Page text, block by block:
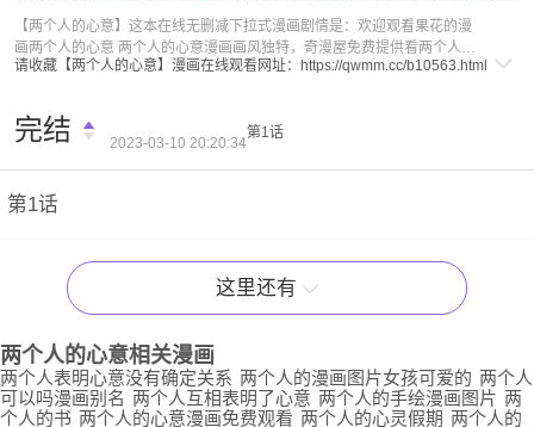
【两个人的心意】这本在线无删减下拉式漫画剧情是：欢迎观看果花的漫
画两个人的心意 两个人的心意漫画画风独特，奇漫屋免费提供看两个人的
心意全集漫画下拉式在线阅读，两个人的心意作者是果花创作的一本免费
完剧情后，总结漫画关键词如下：两个人的心意漫画,两个人的心意全集,两
个人的心意在线免费阅读,两个人的心意下拉式免费观看
请收藏【两个人的心意】漫画在线观看网址： https://qwmm.cc/b10563.html
完结 2023-03-10 20:20:34
第1话
第1话
这里还有
两个人的心意相关漫画
两个人表明心意没有确定关系 两个人的漫画图片女孩可爱的 两个人
可以吗漫画别名 两个人互相表明了心意 两个人的手绘漫画图片 两
个人的书 两个人的心意漫画免费观看 两个人的心灵假期 两个人的